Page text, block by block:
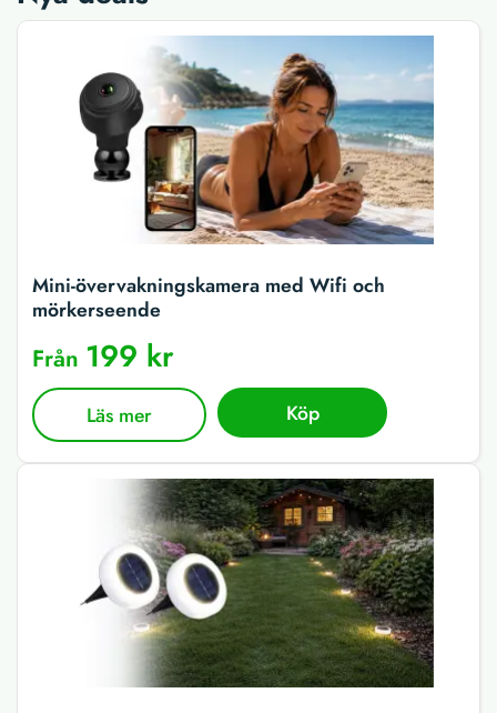
Mini-övervakningskamera med Wifi och
mörkerseende
Från 199 kr
Läs mer Köp